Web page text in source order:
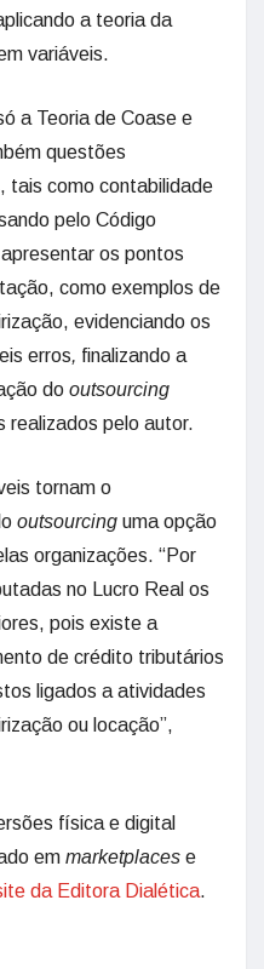
a teoria da
variáveis.
a Teoria de Coase e
questões
tais como contabilidade
pelo Código
os pontos
como exemplos de
evidenciando os
erros, finalizando a
do outsourcing
realizados pelo autor.
tornam o
outsourcing uma opção
organizações. “Por
no Lucro Real os
pois existe a
de crédito tributários
ligados a atividades
ou locação”,
física e digital
em marketplaces e
da Editora Dialética.